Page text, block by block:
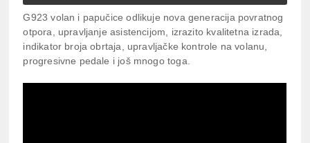
G923 volan i papučice odlikuje nova generacija povratnog
otpora, upravljanje asistencijom, izrazito kvalitetna izrada,
indikator broja obrtaja, upravljačke kontrole na volanu,
progresivne pedale i još mnogo toga.